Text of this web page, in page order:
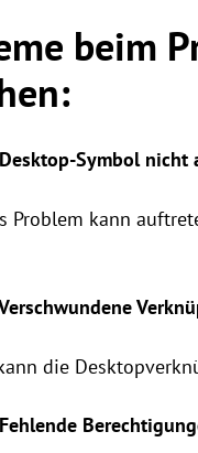
beim
Symbol nicht
Problem kann
die